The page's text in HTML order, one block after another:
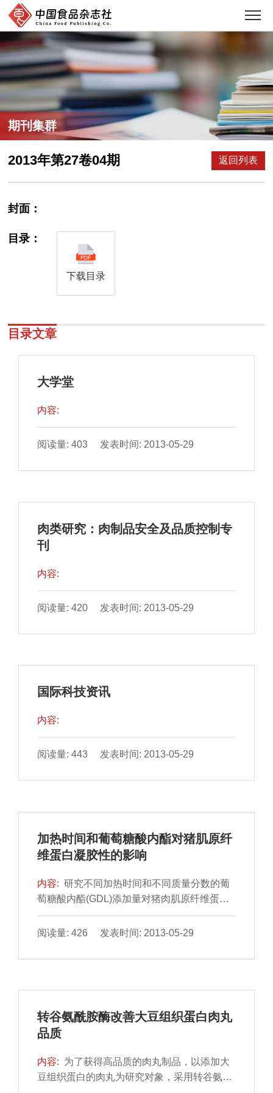
期刊集群
2013年第27卷04期 返回列表
封面：
目录：
下载目录
目录文章
大学堂
内容:
阅读量: 403 发表时间: 2013-05-29
肉类研究：肉制品安全及品质控制专
刊
内容:
阅读量: 420 发表时间: 2013-05-29
国际科技资讯
内容:
阅读量: 443 发表时间: 2013-05-29
加热时间和葡萄糖酸内酯对猪肌原纤
维蛋白凝胶性的影响
内容: 研究不同加热时间和不同质量分数的葡
萄糖酸内酯(GDL)添加量对猪肉肌原纤维蛋白
凝胶特性的影响。结果表明：GDL质量分数
1.5%～2.0%，加热时间30min时凝胶的保水
时，加热30min后凝胶的白度值降到了最低
0.05)，但随着GDL质量分数的增加，凝胶弹性
最好并趋于平稳。
阅读量: 426 发表时间: 2013-05-29
转谷氨酰胺酶改善大豆组织蛋白肉丸
品质
内容: 为了获得高品质的肉丸制品，以添加大
豆组织蛋白的肉丸为研究对象，采用转谷氨酰